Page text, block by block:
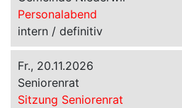
Personalabend
intern / definitiv
Fr., 20.11.2026
Seniorenrat
Sitzung Seniorenrat